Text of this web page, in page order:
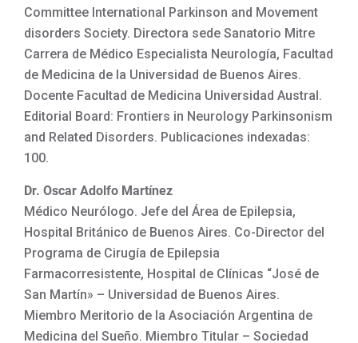
Committee International Parkinson and Movement
disorders Society. Directora sede Sanatorio Mitre
Carrera de Médico Especialista Neurología, Facultad
de Medicina de la Universidad de Buenos Aires.
Docente Facultad de Medicina Universidad Austral.
Editorial Board: Frontiers in Neurology Parkinsonism
and Related Disorders. Publicaciones indexadas:
100.
Dr. Oscar Adolfo Martínez
Médico Neurólogo. Jefe del Área de Epilepsia,
Hospital Británico de Buenos Aires. Co-Director del
Programa de Cirugía de Epilepsia
Farmacorresistente, Hospital de Clínicas “José de
San Martín» – Universidad de Buenos Aires.
Miembro Meritorio de la Asociación Argentina de
Medicina del Sueño. Miembro Titular – Sociedad